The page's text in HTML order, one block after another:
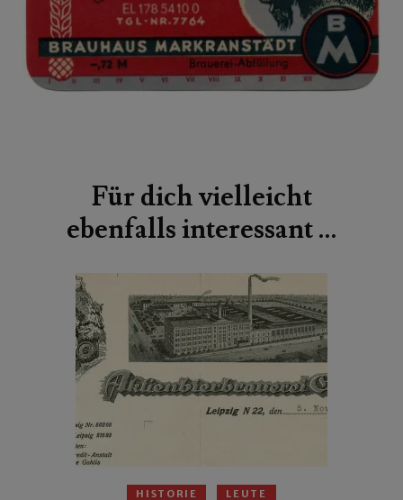
Für dich vielleicht
ebenfalls interessant …
HISTORIE LEUTE